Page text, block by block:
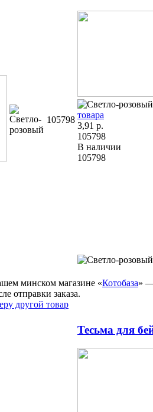
105798
товара
3,91 р.
105798
В наличии
105798
минском магазине «Котобаза» —
отправки заказа.
другой товар
Тесьма для